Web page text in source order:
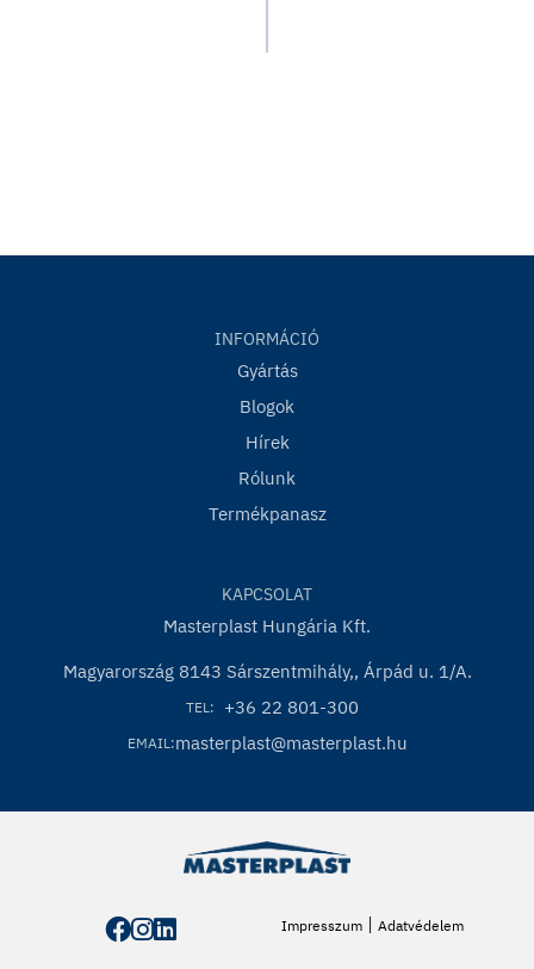
INFORMÁCIÓ
Gyártás
Blogok
Hírek
Rólunk
Termékpanasz
KAPCSOLAT
Masterplast Hungária Kft.
Magyarország 8143 Sárszentmihály,, Árpád u. 1/A.
TEL: +36 22 801-300
EMAIL:masterplast@masterplast.hu
Impresszum | Adatvédelem